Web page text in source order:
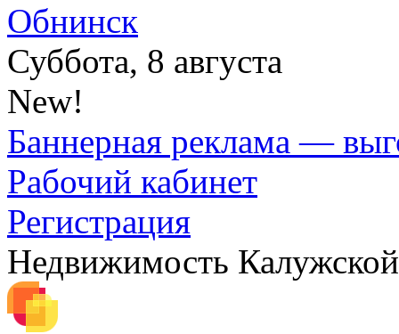
Обнинск
Суббота, 8 августа
New!
Баннерная реклама —
Рабочий кабинет
Регистрация
Недвижимость